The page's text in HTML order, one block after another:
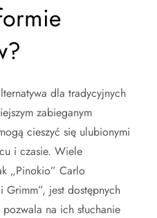
dla tradycyjnych
zabieganym
cieszyć się ulubionymi
i czasie. Wiele
„Pinokio” Carlo
jest dostępnych
na ich słuchanie